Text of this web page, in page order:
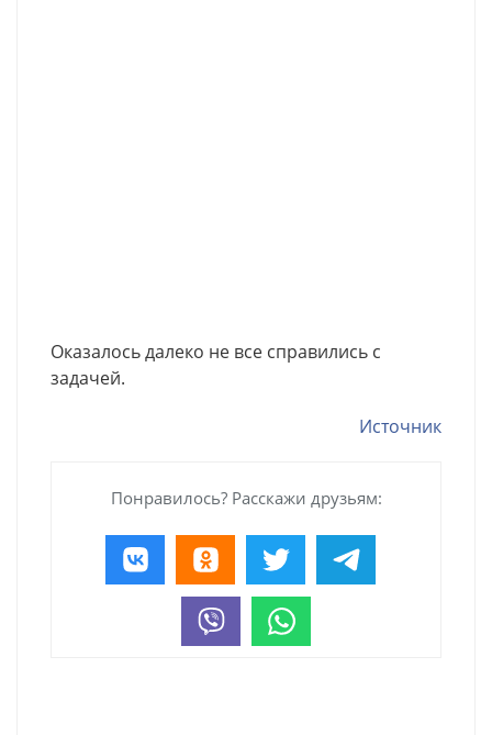
Оказалось далеко не все справились с
задачей.
Источник
Понравилось? Расскажи друзьям: